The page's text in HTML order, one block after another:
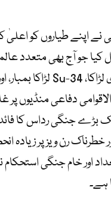
اپنے طیاروں کو اعلیٰ
کیا جو آج بھی متعدد
بڑے جنگی رداس کا
اور خام جنگی
ہے۔